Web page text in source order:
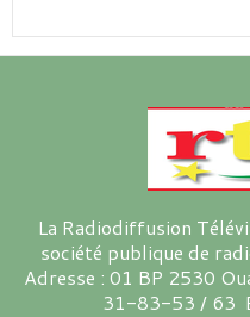
La Radiodiffusion
société publique de
Adresse : 01 BP 2530
31-83-53 / 63